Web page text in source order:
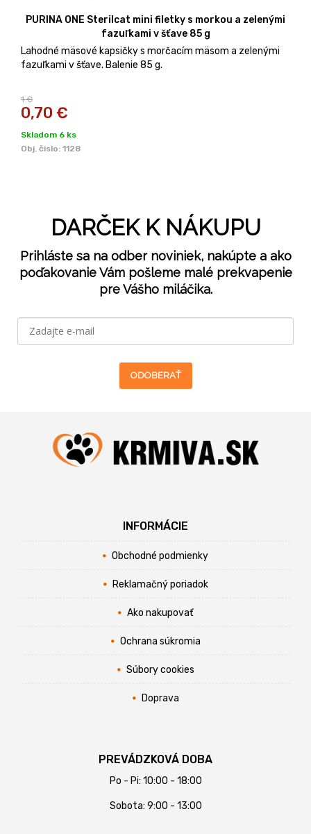
PURINA ONE Sterilcat mini filetky s morkou a zelenými
fazuľkami v šťave 85 g
Lahodné mäsové kapsičky s morčacím mäsom a zelenými
fazuľkami v šťave. Balenie 85 g.
1 €
0,70 €
Skladom 6 ks
Obj. čislo: 1128
DARČEK K NÁKUPU
Prihláste sa na odber noviniek, nakúpte a ako
poďakovanie Vám pošleme malé prekvapenie
pre Vášho miláčika.
ODOBERAŤ
INFORMÁCIE
Obchodné podmienky
Reklamačný poriadok
Ako nakupovať
Ochrana súkromia
Súbory cookies
Doprava
PREVÁDZKOVÁ DOBA
Po - Pi: 10:00 - 18:00
Sobota: 9:00 - 13:00